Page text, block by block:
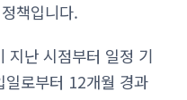
책입니다.
지난 시점부터 일정 기
일로부터 12개월 경과